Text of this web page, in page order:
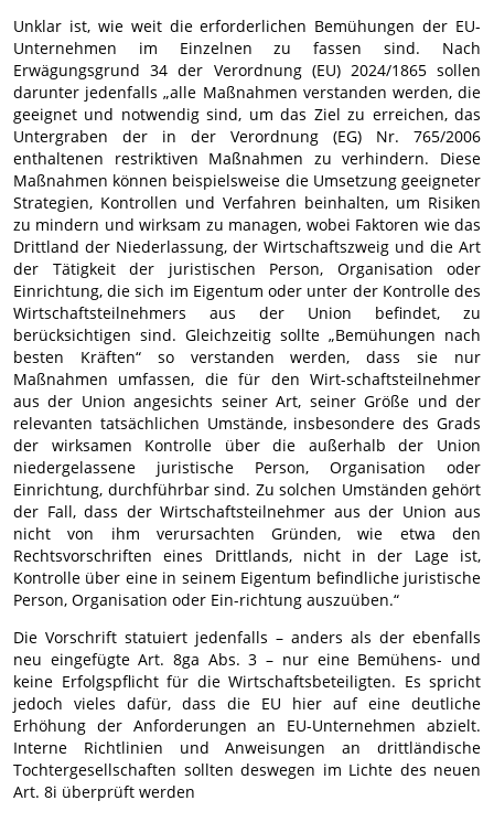
Unklar ist, wie weit die erforderlichen Bemühungen der EU-
Unternehmen im Einzelnen zu fassen sind. Nach
Erwägungsgrund 34 der Verordnung (EU) 2024/1865 sollen
darunter jedenfalls „alle Maßnahmen verstanden werden, die
geeignet und notwendig sind, um das Ziel zu erreichen, das
Untergraben der in der Verordnung (EG) Nr. 765/2006
enthaltenen restriktiven Maßnahmen zu verhindern. Diese
Maßnahmen können beispielsweise die Umsetzung geeigneter
Strategien, Kontrollen und Verfahren beinhalten, um Risiken
zu mindern und wirksam zu managen, wobei Faktoren wie das
Drittland der Niederlassung, der Wirtschaftszweig und die Art
der Tätigkeit der juristischen Person, Organisation oder
Einrichtung, die sich im Eigentum oder unter der Kontrolle des
Wirtschaftsteilnehmers aus der Union befindet, zu
berücksichtigen sind. Gleichzeitig sollte „Bemühungen nach
besten Kräften“ so verstanden werden, dass sie nur
Maßnahmen umfassen, die für den Wirt-schaftsteilnehmer
aus der Union angesichts seiner Art, seiner Größe und der
relevanten tatsächlichen Umstände, insbesondere des Grads
der wirksamen Kontrolle über die außerhalb der Union
niedergelassene juristische Person, Organisation oder
Einrichtung, durchführbar sind. Zu solchen Umständen gehört
der Fall, dass der Wirtschaftsteilnehmer aus der Union aus
nicht von ihm verursachten Gründen, wie etwa den
Rechtsvorschriften eines Drittlands, nicht in der Lage ist,
Kontrolle über eine in seinem Eigentum befindliche juristische
Person, Organisation oder Ein-richtung auszuüben.“
Die Vorschrift statuiert jedenfalls – anders als der ebenfalls
neu eingefügte Art. 8ga Abs. 3 – nur eine Bemühens- und
keine Erfolgspflicht für die Wirtschaftsbeteiligten. Es spricht
jedoch vieles dafür, dass die EU hier auf eine deutliche
Erhöhung der Anforderungen an EU-Unternehmen abzielt.
Interne Richtlinien und Anweisungen an drittländische
Tochtergesellschaften sollten deswegen im Lichte des neuen
Art. 8i überprüft werden